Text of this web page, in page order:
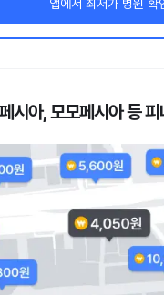
앱에서 최저가 병원 확
시아, 모모페시아 등